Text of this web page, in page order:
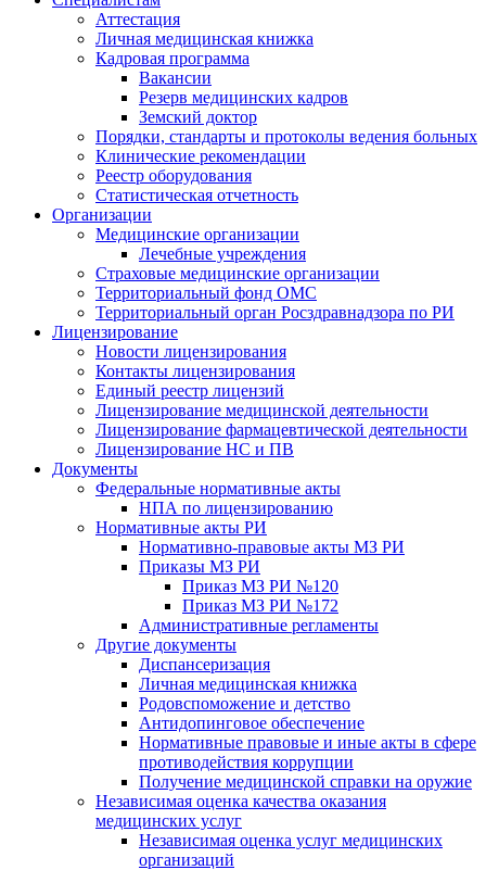
Аттестация
Личная медицинская книжка
Кадровая программа
Вакансии
Резерв медицинских кадров
Земский доктор
Порядки, стандарты и протоколы ведения больных
Клинические рекомендации
Реестр оборудования
Статистическая отчетность
Организации
Медицинские организации
Лечебные учреждения
Страховые медицинские организации
Территориальный фонд ОМС
Территориальный орган Росздравнадзора по РИ
Лицензирование
Новости лицензирования
Контакты лицензирования
Единый реестр лицензий
Лицензирование медицинской деятельности
Лицензирование фармацевтической деятельности
Лицензирование НС и ПВ
Документы
Федеральные нормативные акты
НПА по лицензированию
Нормативные акты РИ
Нормативно-правовые акты МЗ РИ
Приказы МЗ РИ
Приказ МЗ РИ №120
Приказ МЗ РИ №172
Административные регламенты
Другие документы
Диспансеризация
Личная медицинская книжка
Родовспоможение и детство
Антидопинговое обеспечение
Нормативные правовые и иные акты в сфере
противодействия коррупции
Получение медицинской справки на оружие
Независимая оценка качества оказания
медицинских услуг
Независимая оценка услуг медицинскиx
организаций